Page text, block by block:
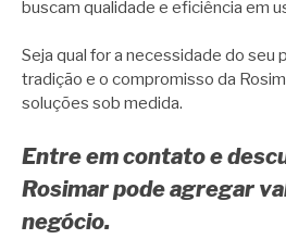
buscam qualidade e eficiência em
Seja qual for a necessidade do seu
tradição e o compromisso da
soluções sob medida.
Entre em contato e
Rosimar pode agregar
negócio.